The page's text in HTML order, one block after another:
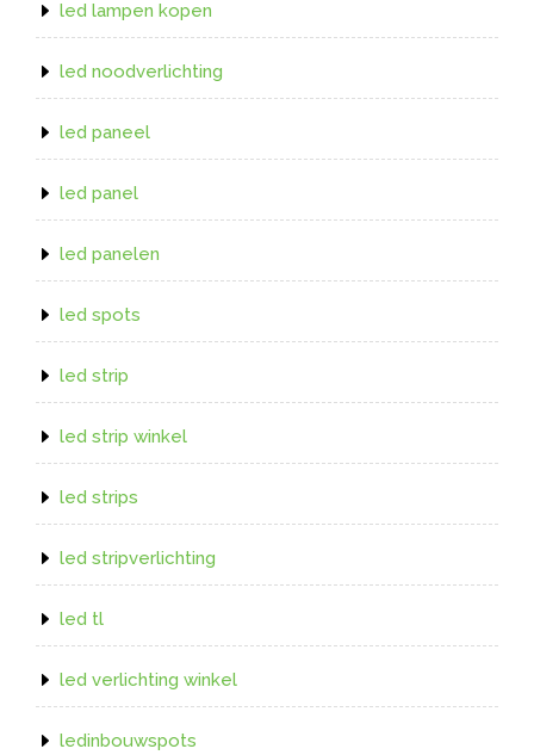
led lampen kopen
led noodverlichting
led paneel
led panel
led panelen
led spots
led strip
led strip winkel
led strips
led stripverlichting
led tl
led verlichting winkel
ledinbouwspots